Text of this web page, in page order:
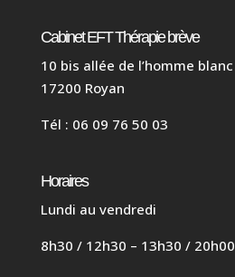
Cabinet EFT Thérapie brève
10 bis allée de l’homme blanc
17200 Royan
Tél : 06 09 76 50 03
Horaires
Lundi au vendredi
8h30 / 12h30 – 13h30 / 20h00